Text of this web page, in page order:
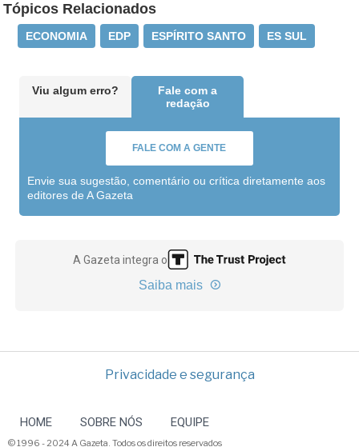
Tópicos Relacionados
ECONOMIA EDP ESPÍRITO SANTO ES SUL
Viu algum erro?
Fale com a
redação
FALE COM A GENTE
Envie sua sugestão, comentário ou crítica diretamente aos
editores de A Gazeta
A Gazeta integra o
Saiba mais
Privacidade e segurança
HOME SOBRE NÓS EQUIPE
© 1996 - 2024 A Gazeta. Todos os direitos reservados